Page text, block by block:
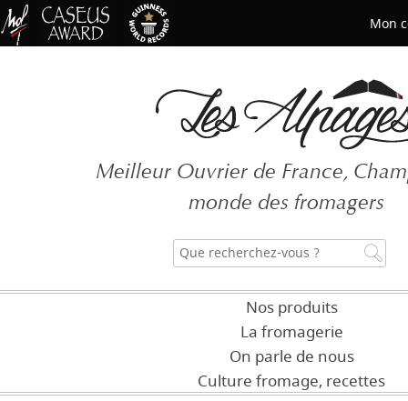
Meilleur Ouvrier de France,
monde des fromagers
Nos produits
La fromagerie
On parle de nous
Culture fromage, recettes
Mon
Mot de passe oublié ?
CRÉER UN